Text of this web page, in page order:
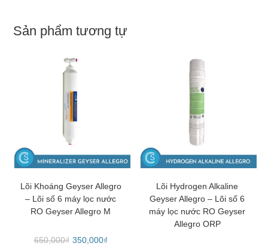
Sản phẩm tương tự
Lõi Khoáng Geyser Allegro
– Lõi số 6 máy lọc nước
RO Geyser Allegro M
650,000₫ 350,000₫
Lõi Hydrogen Alkaline
Geyser Allegro – Lõi số 6
máy lọc nước RO Geyser
Allegro ORP